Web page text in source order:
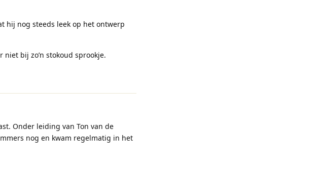
hij nog steeds leek op het ontwerp
bij zo’n stokoud sprookje.
Onder leiding van Ton van de
nog en kwam regelmatig in het